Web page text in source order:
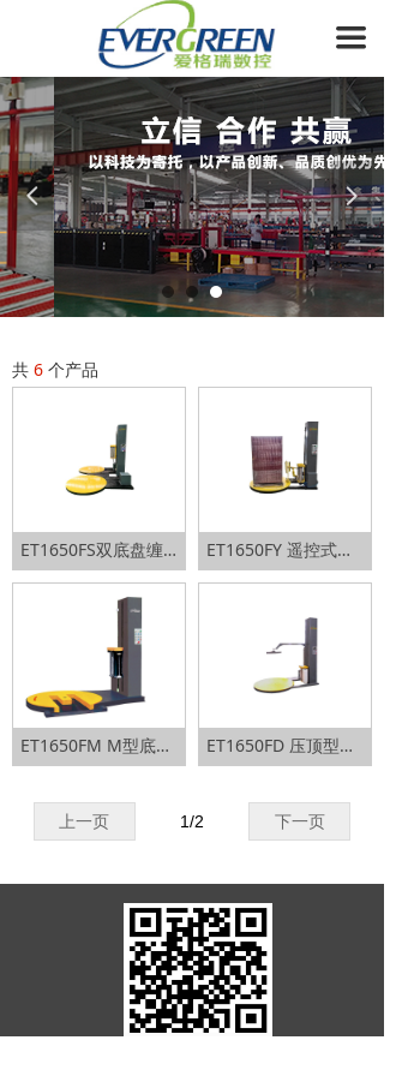
끀
关于我们
产品展示
新闻资讯
生产设备
合作企业
넳 넲
共 6 个产品
ET1650FS双底盘缠绕包装机 ET1650FY 遥控式全自动缠绕包装机
ET1650FM M型底盘缠绕包装机（叉车槽） ET1650FD 压顶型缠绕包装机
上一页 下一页
1/2